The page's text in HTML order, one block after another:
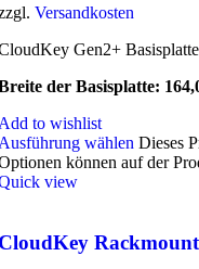
Versandkosten
Gen2+ Basisplatte
der Basisplatte:
to wishlist
wählen Dieses
können auf der
view
Rackmount